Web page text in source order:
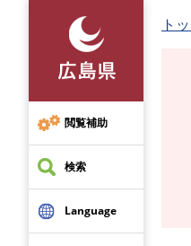
先
頭
で
す
閲覧補助
検索
Language
ト